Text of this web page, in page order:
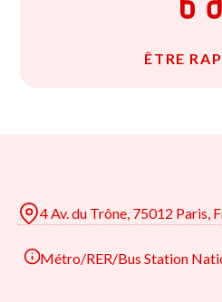
ÊTRE
4 Av. du Trône, 75012 Paris,
Métro/RER/Bus Station